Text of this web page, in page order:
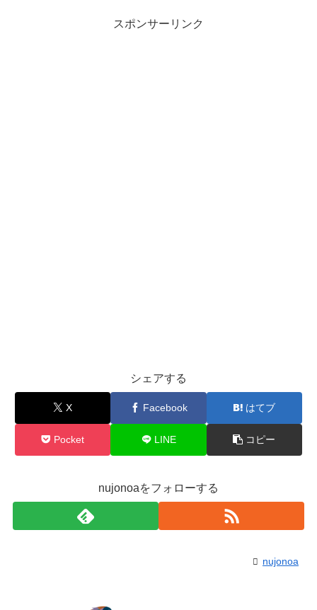
スポンサーリンク
シェアする
X Facebook はてブ
Pocket LINE コピー
nujonoaをフォローする
nujonoa